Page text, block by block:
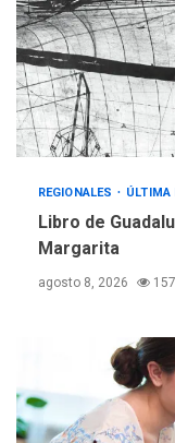
3
4
REGIONALES ÚLTIMA
Libro de
Margarita
agosto 8, 2026 157